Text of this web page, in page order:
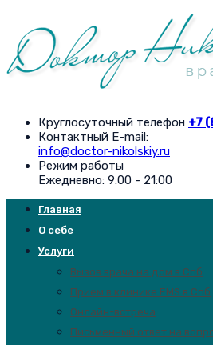
Круглосуточный телефон +7
Контактный E-mail:
info@doctor-nikolskiy.ru
Режим работы
Ежедневно: 9:00 - 21:00
Главная
О себе
Услуги
Вызов врача на дом в Спб
Прием в клинике EMS в Спб
Онлайн-встреча
Письменный ответ на